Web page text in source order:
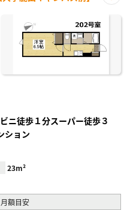
に入
ニ徒歩１分スーパー徒歩３
ション
23m²
月額目安